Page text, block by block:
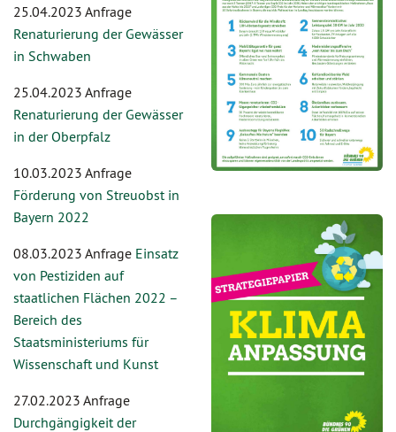
25.04.2023 Anfrage
Renaturierung der Gewässer
in Schwaben
25.04.2023 Anfrage
Renaturierung der Gewässer
in der Oberpfalz
10.03.2023 Anfrage
Förderung von Streuobst in
Bayern 2022
08.03.2023 Anfrage Einsatz
von Pestiziden auf
staatlichen Flächen 2022 –
Bereich des
Staatsministeriums für
Wissenschaft und Kunst
27.02.2023 Anfrage
Durchgängigkeit der